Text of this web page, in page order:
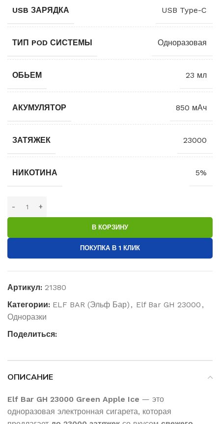
USB ЗАРЯДКА USB Type-C
ТИП POD СИСТЕМЫ Одноразовая
ОБЬЕМ 23 мл
АКУМУЛЯТОР 850 мАч
ЗАТЯЖЕК 23000
НИКОТИНА 5%
В КОРЗИНУ
ПОКУПКА В 1 КЛИК
Артикул: 21380
Категории: ELF BAR (Эльф Бар) , Elf Bar GH 23000 ,
Одноразки
Поделиться:
ОПИСАНИЕ
Elf Bar GH 23000 Green Apple Ice — это
одноразовая электронная сигарета, которая